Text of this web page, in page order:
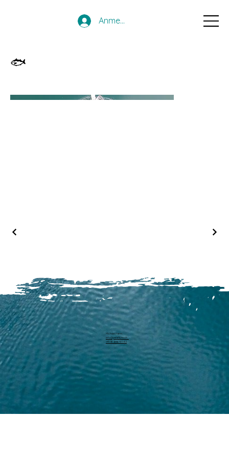
Anmelden
🐟
Michael Harm
info@pearllure.ch
+41 78 646 93 62